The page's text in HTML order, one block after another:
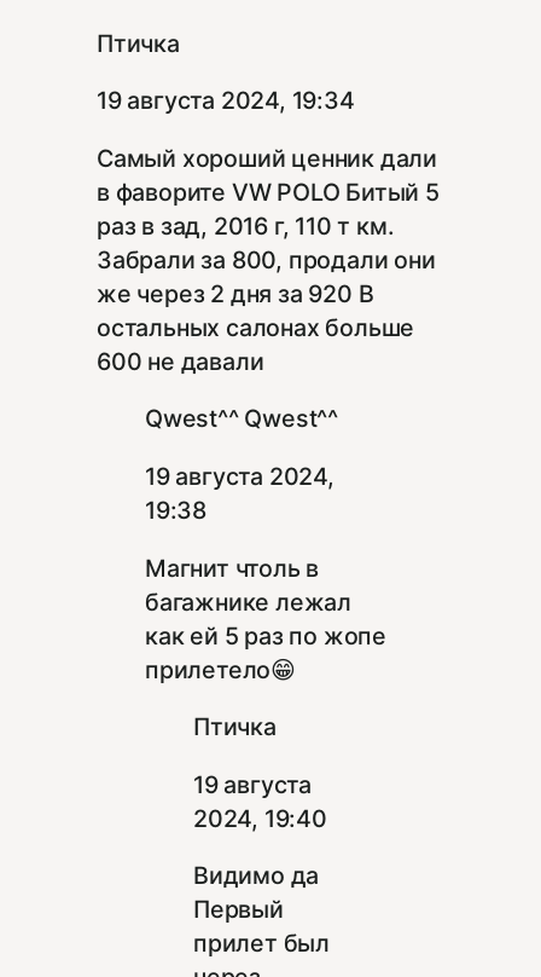
Птичка
19 августа 2024, 19:34
Самый хороший ценник дали
в фаворите VW POLO Битый 5
раз в зад, 2016 г, 110 т км.
Забрали за 800, продали они
же через 2 дня за 920 В
остальных салонах больше
600 не давали
Qwest^^ Qwest^^
19 августа 2024,
19:38
Магнит чтоль в
багажнике лежал
как ей 5 раз по жопе
прилетело😁
Птичка
19 августа
2024, 19:40
Видимо да
Первый
прилет был